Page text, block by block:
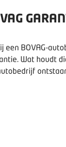
een BOVAG-
. Wat houdt